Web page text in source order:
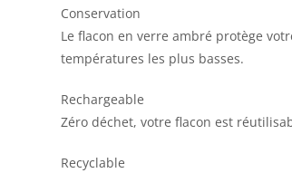
Conservation
Le flacon en verre ambré protège
températures les plus basses.
Rechargeable
Zéro déchet, votre flacon est
Recyclable